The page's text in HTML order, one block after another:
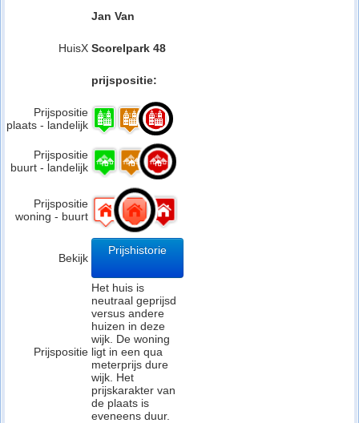
HuisX
Jan Van
Scorelpark 48
prijspositie:
Prijspositie
plaats - landelijk
Prijspositie
buurt - landelijk
Prijspositie
woning - buurt
Bekijk
Prijshistorie
Prijspositie
Het huis is
neutraal geprijsd
versus andere
huizen in deze
wijk. De woning
ligt in een qua
meterprijs dure
wijk. Het
prijskarakter van
de plaats is
eveneens duur.